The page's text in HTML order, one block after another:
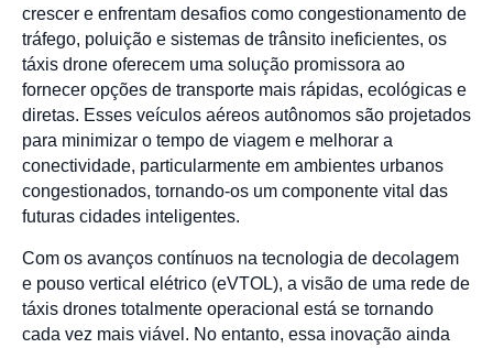
crescer e enfrentam desafios como congestionamento de
tráfego, poluição e sistemas de trânsito ineficientes, os
táxis drone oferecem uma solução promissora ao
fornecer opções de transporte mais rápidas, ecológicas e
diretas. Esses veículos aéreos autônomos são projetados
para minimizar o tempo de viagem e melhorar a
conectividade, particularmente em ambientes urbanos
congestionados, tornando-os um componente vital das
futuras cidades inteligentes.
Com os avanços contínuos na tecnologia de decolagem
e pouso vertical elétrico (eVTOL), a visão de uma rede de
táxis drones totalmente operacional está se tornando
cada vez mais viável. No entanto, essa inovação ainda